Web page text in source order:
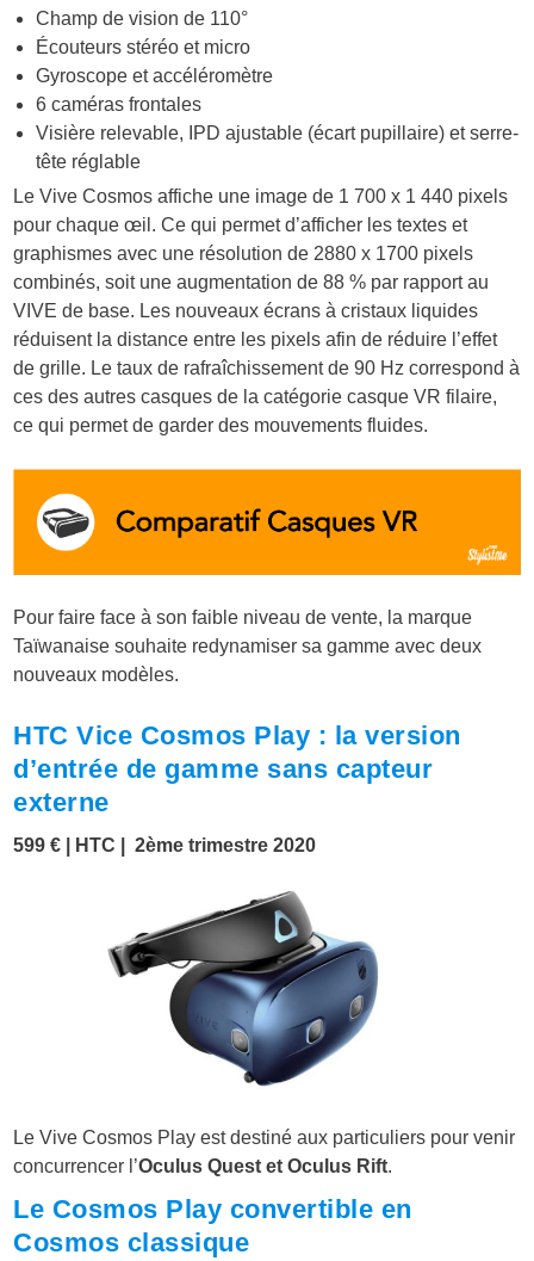
Champ de vision de 110°
Écouteurs stéréo et micro
Gyroscope et accéléromètre
6 caméras frontales
Visière relevable, IPD ajustable (écart pupillaire) et serre-
tête réglable
Le Vive Cosmos affiche une image de 1 700 x 1 440 pixels
pour chaque œil. Ce qui permet d’afficher les textes et
graphismes avec une résolution de 2880 x 1700 pixels
combinés, soit une augmentation de 88 % par rapport au
VIVE de base. Les nouveaux écrans à cristaux liquides
réduisent la distance entre les pixels afin de réduire l’effet
de grille. Le taux de rafraîchissement de 90 Hz correspond à
ces des autres casques de la catégorie casque VR filaire,
ce qui permet de garder des mouvements fluides.
Pour faire face à son faible niveau de vente, la marque
Taïwanaise souhaite redynamiser sa gamme avec deux
nouveaux modèles.
HTC Vice Cosmos Play : la version
d’entrée de gamme sans capteur
externe
599 € HTC | 2ème trimestre 2020
Le Vive Cosmos Play est destiné aux particuliers pour venir
concurrencer l’Oculus Quest et Oculus Rift.
Le Cosmos Play convertible en
Cosmos classique